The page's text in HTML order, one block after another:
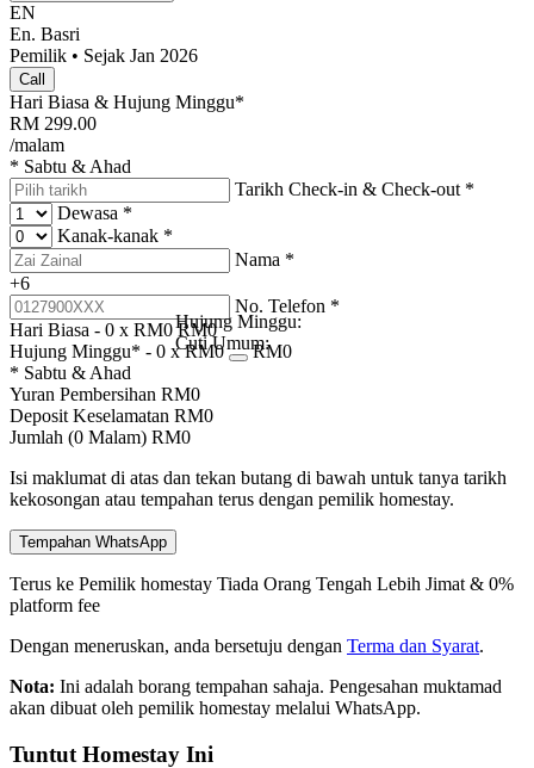
EN
En. Basri
Pemilik • Sejak Jan 2026
Call
Hari Biasa & Hujung Minggu*
RM 299.00
/malam
* Sabtu & Ahad
Tarikh Check-in & Check-out *
Dewasa *
Kanak-kanak *
Nama *
+6
No. Telefon *
Hari Biasa - 0 x RM0 RM0
Hujung Minggu* - 0 x RM0
Hujung Minggu:
Cuti Umum:RM0
* Sabtu & Ahad
Yuran Pembersihan RM0
Deposit Keselamatan RM0
Jumlah (0 Malam) RM0
Isi maklumat di atas dan tekan butang di bawah untuk tanya tarikh
kekosongan atau tempahan terus dengan pemilik homestay.
Tempahan WhatsApp
Terus ke Pemilik homestay Tiada Orang Tengah Lebih Jimat & 0%
platform fee
Dengan meneruskan, anda bersetuju dengan Terma dan Syarat.
Nota: Ini adalah borang tempahan sahaja. Pengesahan muktamad
akan dibuat oleh pemilik homestay melalui WhatsApp.
Tuntut Homestay Ini